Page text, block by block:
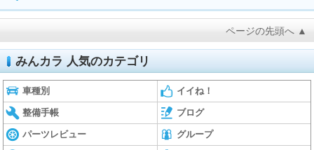
ページの先頭へ ▲
みんカラ 人気のカテゴリ
車種別 イイね！
整備手帳 ブログ
パーツレビュー グループ